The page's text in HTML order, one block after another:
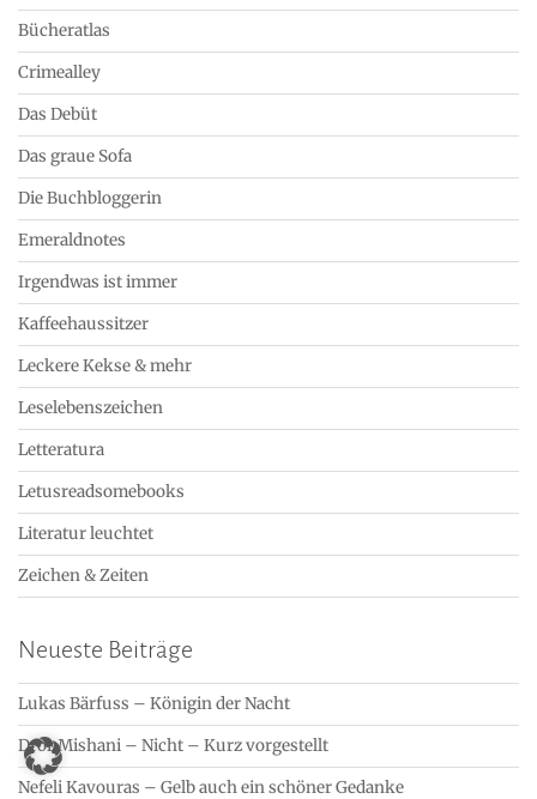
Bücheratlas
Crimealley
Das Debüt
Das graue Sofa
Die Buchbloggerin
Emeraldnotes
Irgendwas ist immer
Kaffeehaussitzer
Leckere Kekse & mehr
Leselebenszeichen
Letteratura
Letusreadsomebooks
Literatur leuchtet
Zeichen & Zeiten
Neueste Beiträge
Lukas Bärfuss – Königin der Nacht
Dror Mishani – Nicht – Kurz vorgestellt
Nefeli Kavouras – Gelb auch ein schöner Gedanke